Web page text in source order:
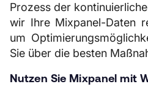
Prozess der
wir Ihre Mixpanel-Daten
um
Sie über die besten
Nutzen Sie Mixpanel mit